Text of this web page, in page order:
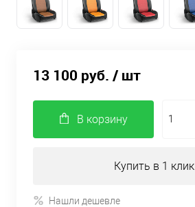
13 100 руб. / шт
В корзину
Купить в 1 клик
Нашли дешевле